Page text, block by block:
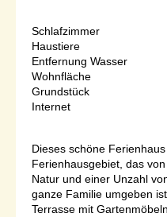
Schlafzimmer
Haustiere
Entfernung Wasser
Wohnfläche
Grundstück
Internet
Dieses schöne
Ferienhausgebiet, das
Natur und einer Unzahl
ganze Familie umgeben
Terrasse mit